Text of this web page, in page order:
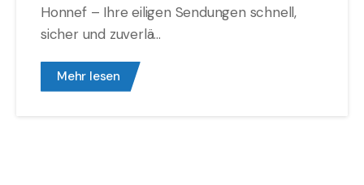
Honnef – Ihre eiligen Sendungen schnell,
sicher und zuverlä...
Mehr lesen